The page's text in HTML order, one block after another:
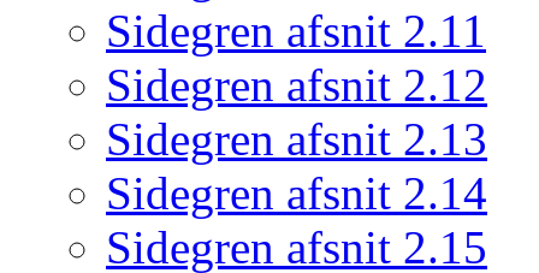
Sidegren afsnit 2.11
Sidegren afsnit 2.12
Sidegren afsnit 2.13
Sidegren afsnit 2.14
Sidegren afsnit 2.15